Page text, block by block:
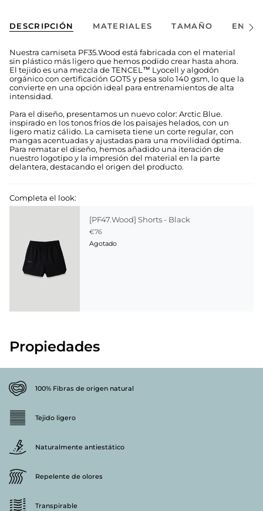
DESCRIPCIÓN MATERIALES TAMAÑO ENVÍO
Ver
Nuestra camiseta PF35.Wood está fabricada con el material
sin plástico más ligero que hemos podido crear hasta ahora.
El tejido es una mezcla de TENCEL™ Lyocell y algodón
orgánico con certificación GOTS y pesa solo 140 gsm, lo que la
convierte en una opción ideal para entrenamientos de alta
intensidad.
Para el diseño, presentamos un nuevo color: Arctic Blue.
inspirado en los tonos fríos de los paisajes helados, con un
ligero matiz cálido. La camiseta tiene un corte regular, con
mangas acentuadas y ajustadas para una movilidad óptima.
Para rematar el diseño, hemos añadido una iteración de
nuestro logotipo y la impresión del material en la parte
delantera, destacando el origen del producto.
Completa el look:
[PF47.Wood] Shorts - Black
€76
Agotado
Propiedades
100% Fibras de origen natural
Tejido ligero
Naturalmente antiestático
Repelente de olores
Transpirable